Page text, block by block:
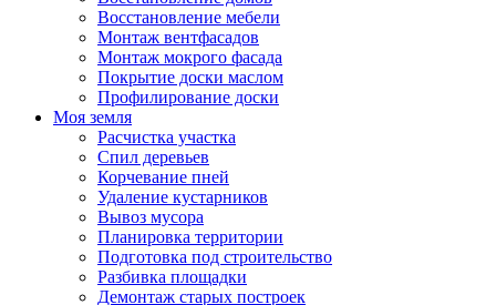
Восстановление мебели
Монтаж вентфасадов
Монтаж мокрого фасада
Покрытие доски маслом
Профилирование доски
Моя земля
Расчистка участка
Спил деревьев
Корчевание пней
Удаление кустарников
Вывоз мусора
Планировка территории
Подготовка под строительство
Разбивка площадки
Демонтаж старых построек